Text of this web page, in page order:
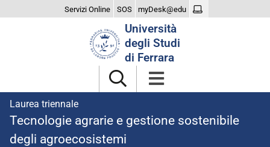
Servizi Online SOS myDesk@edu
Università
degli Studi
di Ferrara
Laurea triennale
Tecnologie agrarie e gestione sostenibile
degli agroecosistemi